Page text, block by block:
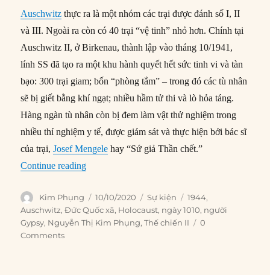
Auschwitz thực ra là một nhóm các trại được đánh số I, II
và III. Ngoài ra còn có 40 trại “vệ tinh” nhỏ hơn. Chính tại
Auschwitz II, ở Birkenau, thành lập vào tháng 10/1941,
lính SS đã tạo ra một khu hành quyết hết sức tinh vi và tàn
bạo: 300 trại giam; bốn “phòng tắm” – trong đó các tù nhân
sẽ bị giết bằng khí ngạt; nhiều hầm tử thi và lò hỏa táng.
Hàng ngàn tù nhân còn bị đem làm vật thử nghiệm trong
nhiều thí nghiệm y tế, được giám sát và thực hiện bởi bác sĩ
của trại,Josef Mengele hay “Sứ giả Thần chết.”
Continue reading“10/10/1944: Tám trăm trẻ em chết vì khí ngạt
Author
Kim Phụng
Posted
on
10/10/2020 Categories
Sự kiện Tags
1944,
Auschwitz,Đức Quốc xã, Holocaust, ngày 1010, người
Gypsy, Nguyễn Thị Kim Phụng,Thế chiến II
0
Comments